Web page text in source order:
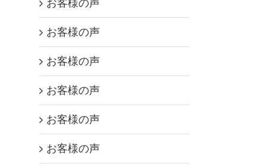
お客様の声
お客様の声
お客様の声
お客様の声
お客様の声
お客様の声